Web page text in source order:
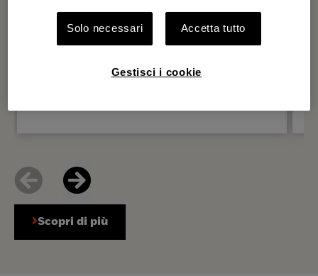
Scopri di più
Solo necessari Accetta tutto
Gestisci i cookie